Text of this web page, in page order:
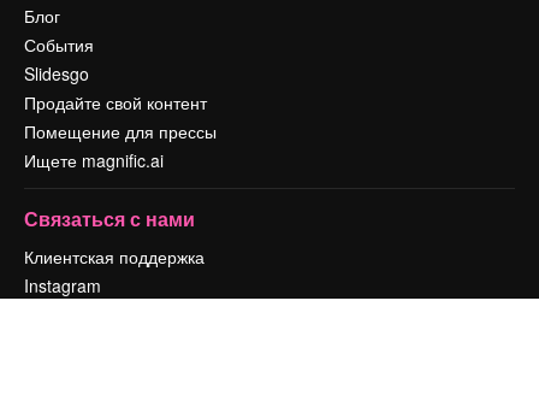
Блог
События
Slidesgo
Продайте свой контент
Помещение для прессы
Ищете magnific.ai
Связаться с нами
Клиентская поддержка
Instagram